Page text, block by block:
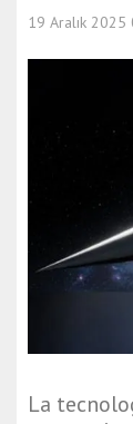
19 Aralık 2025
La